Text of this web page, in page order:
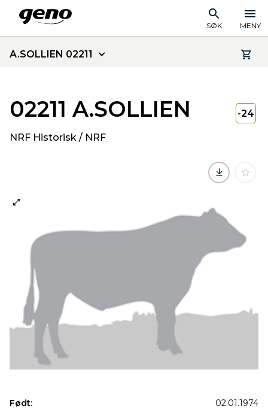
SØK MENY
A.SOLLIEN 02211
02211 A.SOLLIEN
NRF Historisk / NRF
-24
Født:
02.01.1974